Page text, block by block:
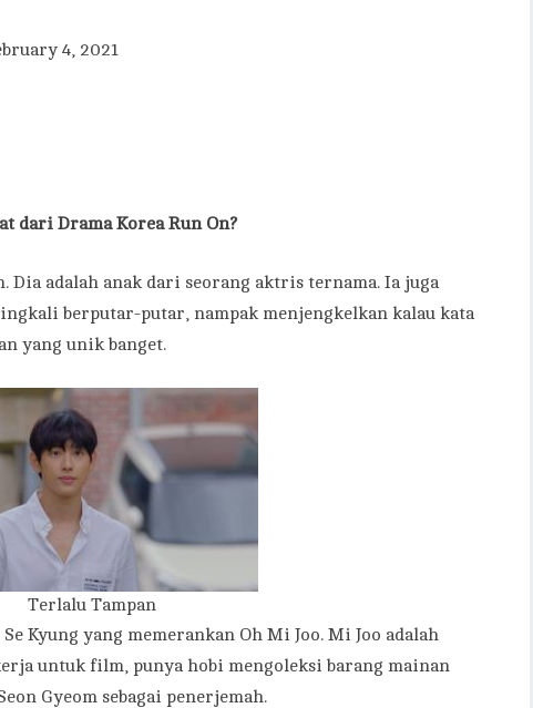
4, 2021
dari Drama Korea Run On?
Dia adalah anak dari seorang aktris ternama. Ia juga
berputar-putar, nampak menjengkelkan kalau kata
yang unik banget.
Terlalu Tampan
Kyung yang memerankan Oh Mi Joo. Mi Joo adalah
untuk film, punya hobi mengoleksi barang mainan
Gyeom sebagai penerjemah.